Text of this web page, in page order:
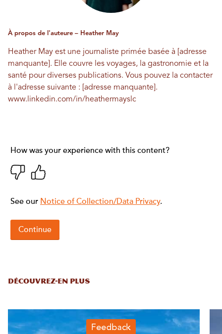
À propos de l'auteure – Heather May
Heather May est une journaliste primée basée à [adresse
manquante]. Elle couvre les voyages, la gastronomie et la
santé pour diverses publications. Vous pouvez la contacter
à l'adresse suivante : [adresse manquante].
www.linkedin.com/in/heathermayslc
DÉCOUVREZ-EN PLUS